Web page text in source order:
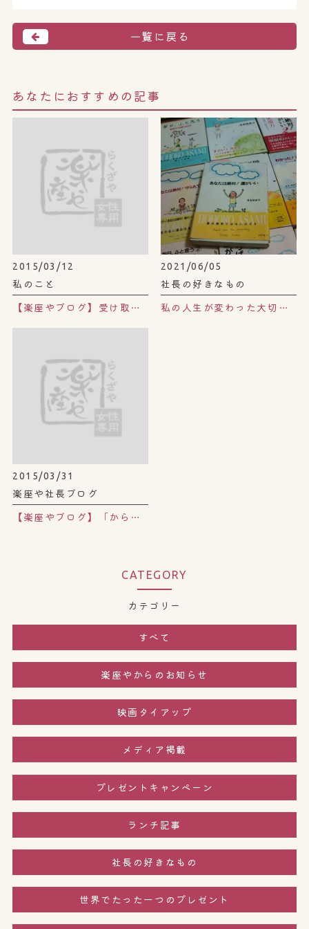
一覧に戻る
あなたにおすすめの記事
2015/03/12
私のこと
【楽座やブログ】受け取り方。
2021/06/05
社長の好きなもの
私の人生が変わった大切な本。浅見帆帆子さんの「あなたは絶対！運がいい」
2015/03/31
楽座や社長ブログ
【楽座やブログ】「からだの本」〜森三中・大島美幸の妊娠力向上委員会〜
CATEGORY
カテゴリー
すべて
楽座やからのお知らせ
映画タイアップ
メディア掲載
プレゼントキャンペーン
ランチ記事
社長の好きなもの
世界でたった一つのプレゼント